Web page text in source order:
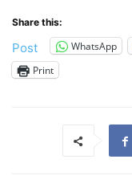
Share this:
Post WhatsApp
Print